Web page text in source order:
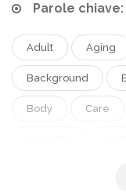
Parole chiave:
Adult Aging
Background
Body Care